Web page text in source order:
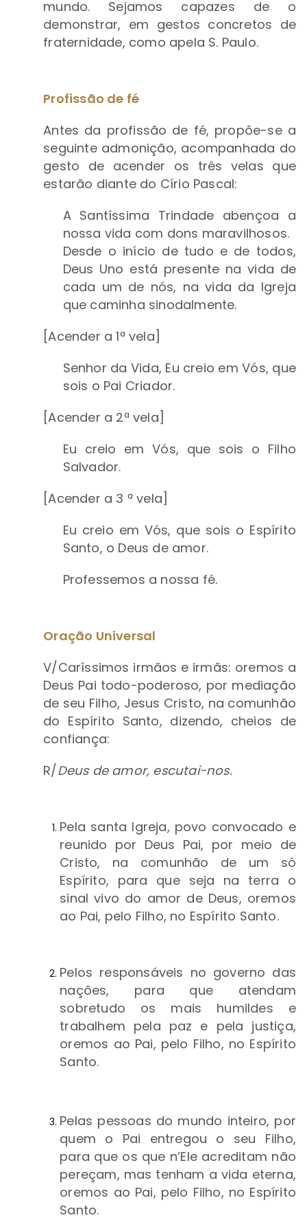
mundo. Sejamos capazes de o
demonstrar, em gestos concretos de
fraternidade, como apela S. Paulo.
Profissão de fé
Antes da profissão de fé, propõe-se a
seguinte admonição, acompanhada do
gesto de acender os três velas que
estarão diante do Círio Pascal:
A Santíssima Trindade abençoa a
nossa vida com dons maravilhosos.
Desde o início de tudo e de todos,
Deus Uno está presente na vida de
cada um de nós, na vida da Igreja
que caminha sinodalmente.
[Acender a 1ª vela]
Senhor da Vida, Eu creio em Vós, que
sois o Pai Criador.
[Acender a 2ª vela]
Eu creio em Vós, que sois o Filho
Salvador.
[Acender a 3 ª vela]
Eu creio em Vós, que sois o Espírito
Santo, o Deus de amor.
Professemos a nossa fé.
Oração Universal
V/Caríssimos irmãos e irmãs: oremos a
Deus Pai todo-poderoso, por mediação
de seu Filho, Jesus Cristo, na comunhão
do Espírito Santo, dizendo, cheios de
confiança:
R/Deus de amor, escutai-nos.
Pela santa Igreja, povo convocado e
reunido por Deus Pai, por meio de
Cristo, na comunhão de um só
Espírito, para que seja na terra o
sinal vivo do amor de Deus, oremos
ao Pai, pelo Filho, no Espírito Santo.
Pelos responsáveis no governo das
nações, para que atendam
sobretudo os mais humildes e
trabalhem pela paz e pela justiça,
oremos ao Pai, pelo Filho, no Espírito
Santo.
Pelas pessoas do mundo inteiro, por
quem o Pai entregou o seu Filho,
para que os que n’Ele acreditam não
pereçam, mas tenham a vida eterna,
oremos ao Pai, pelo Filho, no Espírito
Santo.